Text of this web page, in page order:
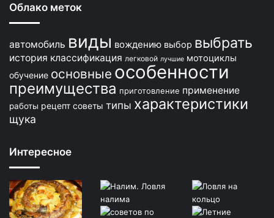
Облако меток
автомобиль виды вождению выбор выбрать
история классификация легковой лучшие мотоциклы
обучение основные особенности
преимущества приготовление применение
работы рецепт советы типы характеристики
щука
Интересное